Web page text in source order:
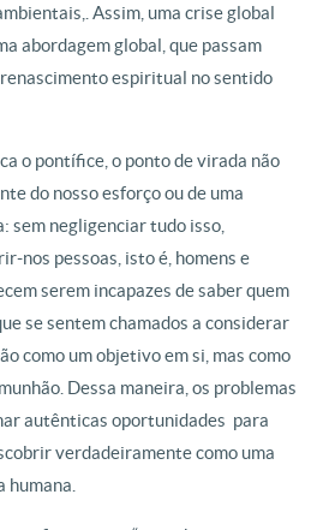
Assim, uma crise global
abordagem global, que passam
espiritual no sentido
o pontífice, o ponto de virada não
do nosso esforço ou de uma
sem negligenciar tudo isso,
nos pessoas, isto é, homens e
serem incapazes de saber quem
se sentem chamados a considerar
como um objetivo em si, mas como
Dessa maneira, os problemas
autênticas oportunidades para
verdadeiramente como uma
humana.